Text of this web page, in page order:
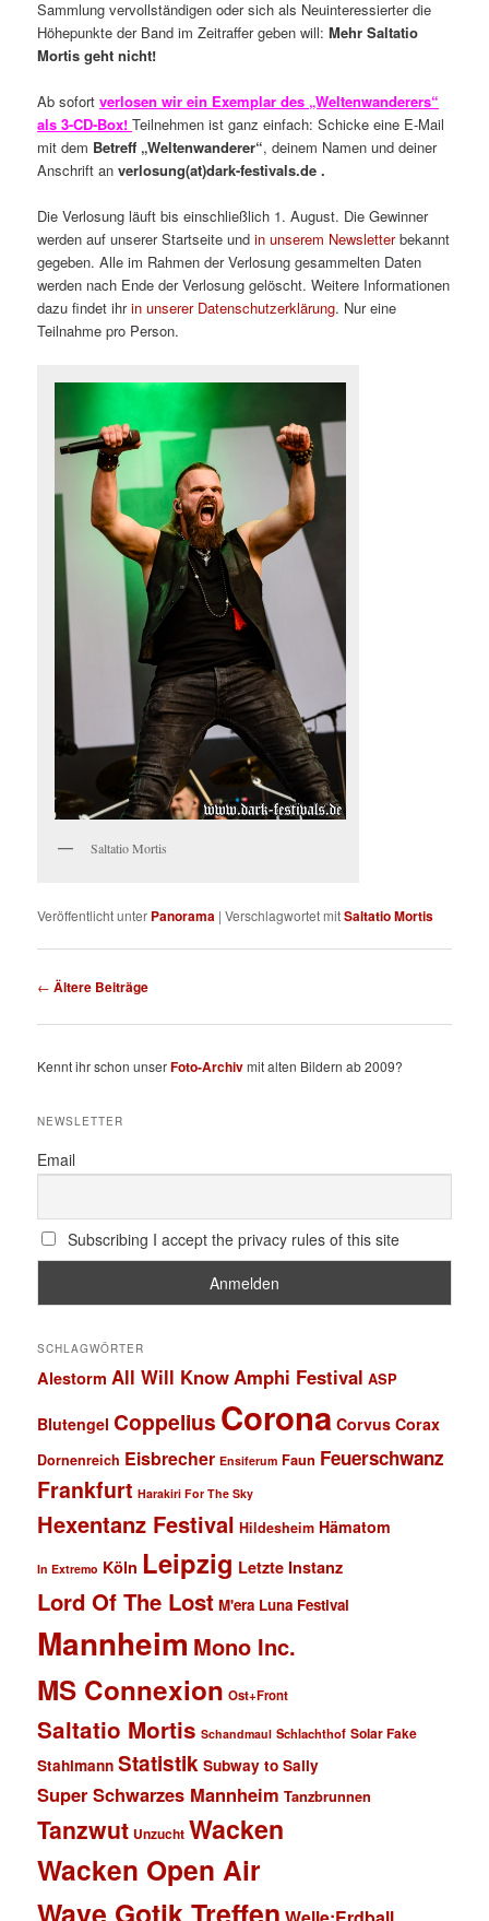
Sammlung vervollständigen oder sich als Neuinteressierter die
Höhepunkte der Band im Zeitraffer geben will:Mehr Saltatio
Mortis geht nicht!
Ab sofortverlosen wir ein Exemplar des „Weltenwanderers“
als 3-CD-Box!Teilnehmen ist ganz einfach: Schicke eine E-Mail
mit dem Betreff „Weltenwanderer“, deinem Namen und deiner
Anschrift anverlosung(at)dark-festivals.de .
Die Verlosung läuft bis einschließlich 1. August. Die Gewinner
werden auf unserer Startseite undin unserem Newsletterbekannt
gegeben. Alle im Rahmen der Verlosung gesammelten Daten
werden nach Ende der Verlosung gelöscht. Weitere Informationen
dazu findet ihrin unserer Datenschutzerklärung. Nur eine
Teilnahme pro Person.
Saltatio Mortis
Veröffentlicht unter Panorama |Verschlagwortet mitSaltatio Mortis
Beitragsnavigation
← Ältere Beiträge
Kennt ihr schon unserFoto-Archivmit alten Bildern ab 2009?
NEWSLETTER
Email
Subscribing I accept the privacy rules of this site
SCHLAGWÖRTER
Alestorm All Will KnowAmphi Festival ASP
Blutengel Coppelius Corona Corvus Corax
Dornenreich Eisbrecher Ensiferum Faun Feuerschwanz
Frankfurt Harakiri For The Sky
Hexentanz Festival Hildesheim Hämatom
In Extremo Köln Leipzig Letzte Instanz
Lord Of The Lost M'era Luna Festival
Mannheim Mono Inc.
MS Connexion Ost+Front
Saltatio Mortis Schandmaul Schlachthof Solar Fake
Stahlmann Statistik Subway to Sally
Super Schwarzes Mannheim Tanzbrunnen
Tanzwut Unzucht Wacken
Wacken Open Air